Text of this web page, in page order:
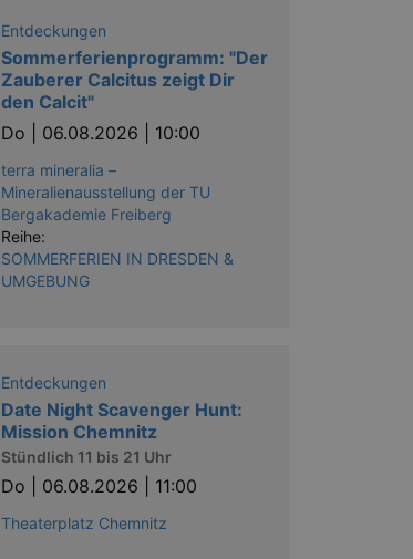
Entdeckungen
Sommerferienprogramm: "Der
Zauberer Calcitus zeigt Dir
den Calcit"
Do | 06.08.2026 | 10:00
terra mineralia –
Mineralienausstellung der TU
Bergakademie Freiberg
Reihe:
SOMMERFERIEN IN DRESDEN &
UMGEBUNG
Entdeckungen
Date Night Scavenger Hunt:
Mission Chemnitz
Stündlich 11 bis 21 Uhr
Do | 06.08.2026 | 11:00
Theaterplatz Chemnitz